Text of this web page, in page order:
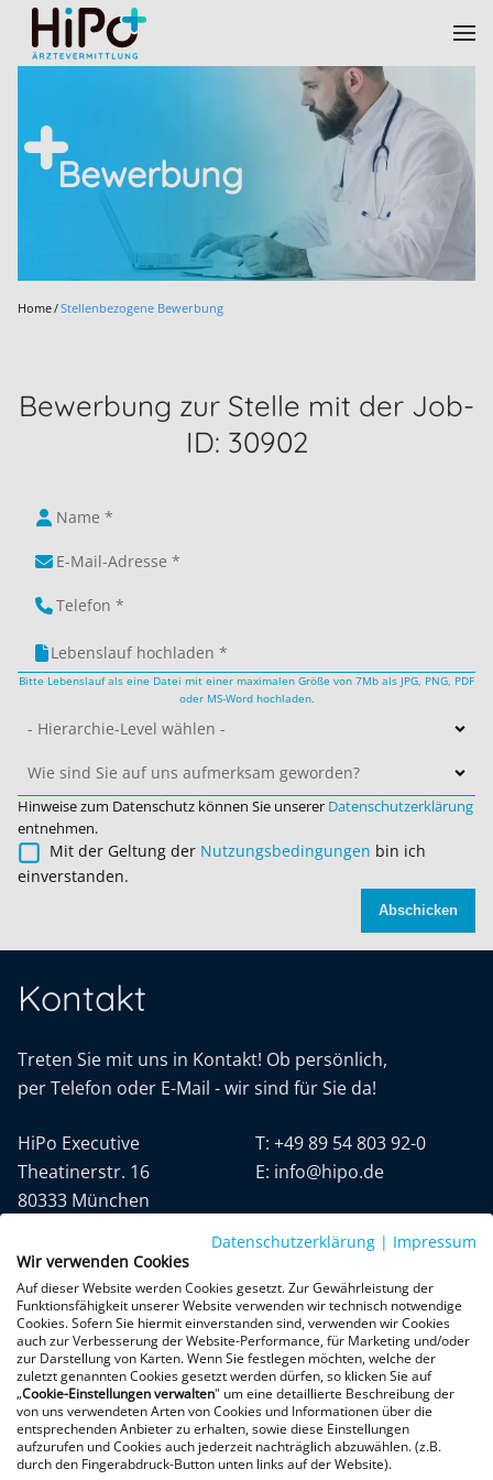
Skip to main content
Bewerbung
Home Stellenbezogene Bewerbung
Bewerbung zur Stelle mit der Job-
ID: 30902
Lebenslauf hochladen *
Bitte Lebenslauf als eine Datei mit einer maximalen Größe von 7Mb als JPG, PNG, PDF
oder MS-Word hochladen.
- Hierarchie-Level wählen -
Wie sind Sie auf uns aufmerksam geworden?
Hinweise zum Datenschutz können Sie unserer Datenschutzerklärung
entnehmen.
Mit der Geltung der Nutzungsbedingungen bin ich
einverstanden.
Abschicken
Kontakt
Treten Sie mit uns in Kontakt! Ob persönlich,
per Telefon oder E-Mail - wir sind für Sie da!
HiPo Executive
Theatinerstr. 16
80333 München
T: +49 89 54 803 92-0
E: info@hipo.de
Datenschutz AGB Impressum
+300 Google-Rezensionen
★★★★★
4,9 von 5 Sternen
Datenschutzerklärung | Impressum
Wir verwenden Cookies
Auf dieser Website werden Cookies gesetzt. Zur Gewährleistung der
Funktionsfähigkeit unserer Website verwenden wir technisch notwendige
Cookies. Sofern Sie hiermit einverstanden sind, verwenden wir Cookies
auch zur Verbesserung der Website-Performance, für Marketing und/oder
zur Darstellung von Karten. Wenn Sie festlegen möchten, welche der
zuletzt genannten Cookies gesetzt werden dürfen, so klicken Sie auf
„Cookie-Einstellungen verwalten" um eine detaillierte Beschreibung der
von uns verwendeten Arten von Cookies und Informationen über die
entsprechenden Anbieter zu erhalten, sowie diese Einstellungen
aufzurufen und Cookies auch jederzeit nachträglich abzuwählen. (z.B.
durch den Fingerabdruck-Button unten links auf der Website).